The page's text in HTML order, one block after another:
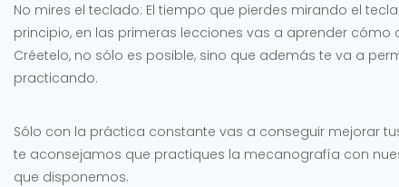
No mires el teclado: El tiempo que pierdes mirando el
principio, en las primeras lecciones vas a aprender
Créetelo, no sólo es posible, sino que además te va a
practicando.
Sólo con la práctica constante vas a conseguir mejorar
te aconsejamos que practiques la mecanografía con
que disponemos.